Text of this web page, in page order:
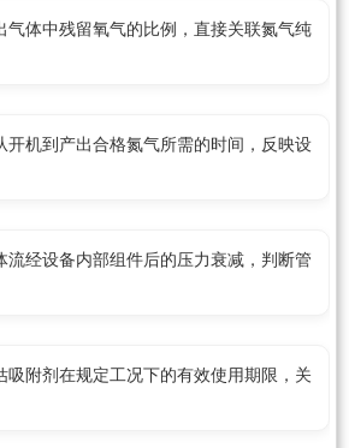
气体中残留氧气的比例，直接关联氮气纯
开机到产出合格氮气所需的时间，反映设
流经设备内部组件后的压力衰减，判断管
吸附剂在规定工况下的有效使用期限，关